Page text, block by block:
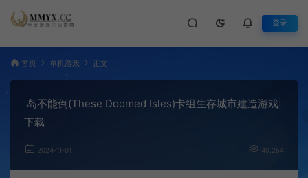
登录
首页 单机游戏 正文
岛不能倒(These Doomed Isles)卡组生存城市建造游戏|
下载
2024-11-01 40,254